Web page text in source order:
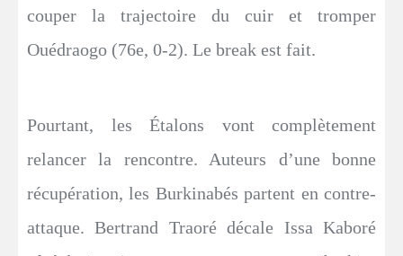
couper la trajectoire du cuir et tromper
Ouédraogo (76e, 0-2). Le break est fait.
Pourtant, les Étalons vont complètement
relancer la rencontre. Auteurs d’une bonne
récupération, les Burkinabés partent en contre-
attaque. Bertrand Traoré décale Issa Kaboré